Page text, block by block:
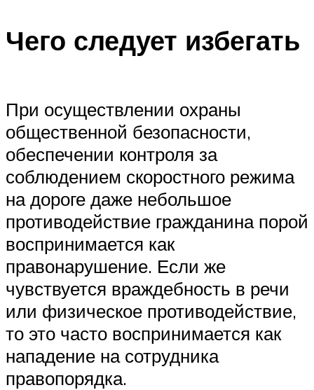
Чего следует избегать
При осуществлении охраны
общественной безопасности,
обеспечении контроля за
соблюдением скоростного режима
на дороге даже небольшое
противодействие гражданина порой
воспринимается как
правонарушение. Если же
чувствуется враждебность в речи
или физическое противодействие,
то это часто воспринимается как
нападение на сотрудника
правопорядка.